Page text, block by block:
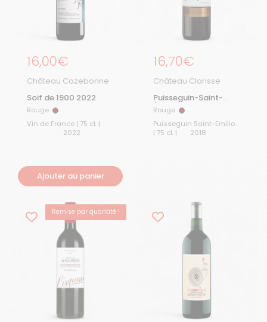
Prix régulier
16,00€
Château Cazebonne
Soif de 1900 2022
Rouge Rouge
Vin de France | 75 cL |
2022
Ajouter au panier
Prix régulier
16,70€
Château Clarisse
Puisseguin-Saint-
Émilion Vieilles Vignes
2018
Rouge Rouge
Puisseguin Saint-Emilion
| 75 cL |
2018
Remise par quantité !